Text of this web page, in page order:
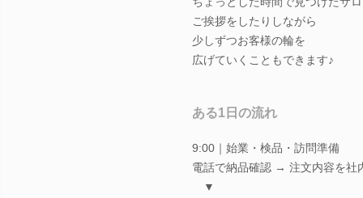
ご挨拶をしたりしながら
少しずつお客様の輪を
広げていくこともできます♪
ある1日の流れ
9:00｜始業・検品・訪問準備
電話で納品確認 → 注文内容を社
▼